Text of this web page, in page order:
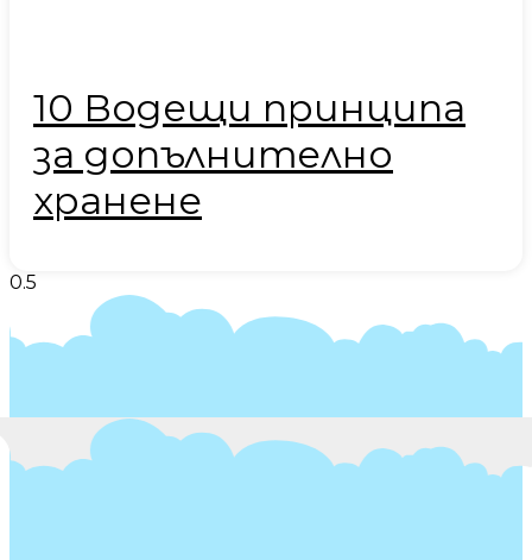
10 Водещи принципа
за допълнително
хранене